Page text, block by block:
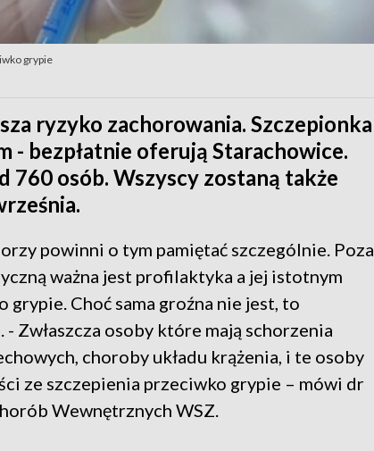
grypie
ryzyko zachorowania. Szczepionka
- bezpłatnie oferują Starachowice.
760 osób. Wszyscy zostaną także
powinni o tym pamiętać szczególnie. Poza
ważna jest profilaktyka a jej istotnym
Choć sama groźna nie jest, to
Zwłaszcza osoby które mają schorzenia
choroby układu krążenia, i te osoby
ze szczepienia przeciwko grypie – mówi dr
Wewnętrznych WSZ.